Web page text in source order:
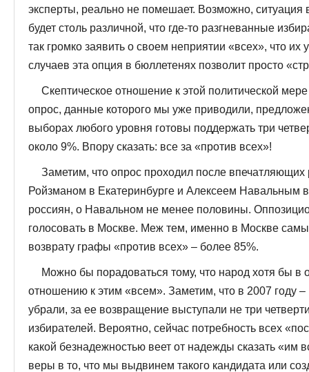
эксперты, реально не помешает. Возможно,
будет столь различной, что где-то разгневанные
так громко заявить о своем неприятии «всех», что
случаев эта опция в бюллетенях позволит просто
Скептическое отношение к этой политической
опрос, данные которого мы уже приводили,
выборах любого уровня готовы поддержать три
около 9%. Впору сказать: все за «против всех»!
Заметим, что опрос проходил после впечатляющих
Ройзманом в Екатеринбурге и Алексеем Навальным
россиян, о Навальном не менее половины.
голосовать в Москве. Меж тем, именно в Москве
возврату графы «против всех» – более 85%.
Можно бы порадоваться тому, что народ хотя бы в
отношению к этим «всем». Заметим, что в 2007 году –
убрали, за ее возвращение выступали не три
избирателей. Вероятно, сейчас потребность всех
какой безнадежностью веет от надежды сказать «им
веры в то, что мы выдвинем такого кандидата или